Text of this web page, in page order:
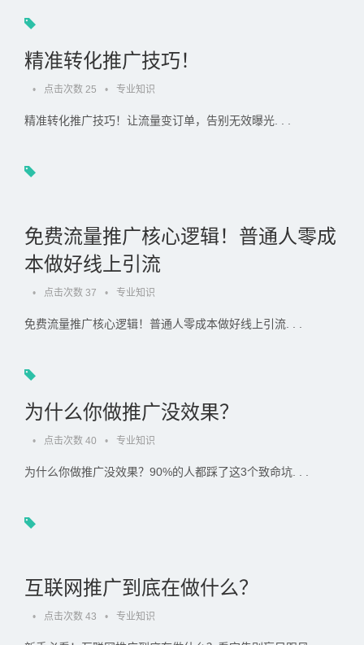
精准转化推广技巧！
• 点击次数 25 • 专业知识
精准转化推广技巧！让流量变订单，告别无效曝光. . .
免费流量推广核心逻辑！普通人零成
本做好线上引流
• 点击次数 37 • 专业知识
免费流量推广核心逻辑！普通人零成本做好线上引流. . .
为什么你做推广没效果？
• 点击次数 40 • 专业知识
为什么你做推广没效果？90%的人都踩了这3个致命坑. . .
互联网推广到底在做什么？
• 点击次数 43 • 专业知识